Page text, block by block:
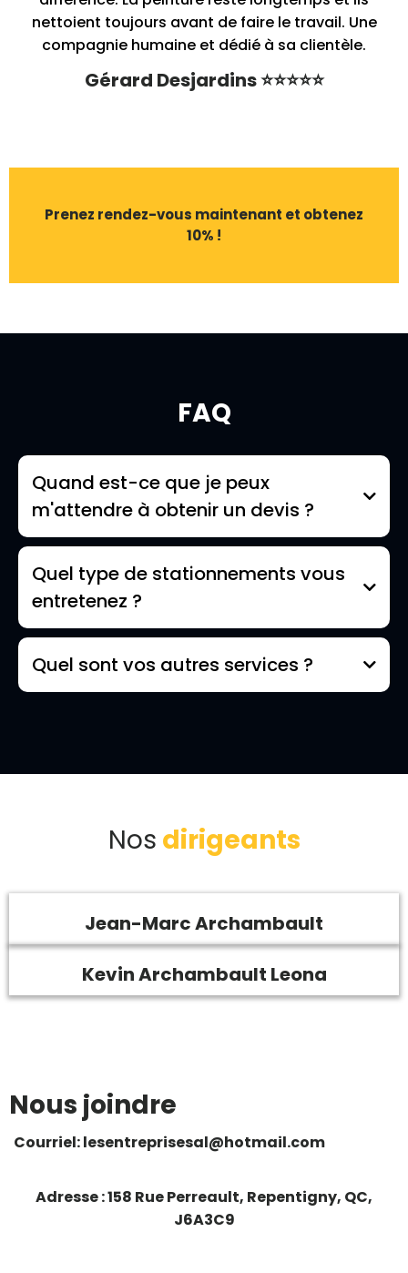
nettoient toujours avant de faire le travail. Une
compagnie humaine et dédié à sa clientèle.
Gérard Desjardins ⭐⭐⭐⭐⭐
Prenez rendez-vous maintenant et obtenez
10% !
FAQ
Quand est-ce que je peux
m'attendre à obtenir un devis ?
Quel type de stationnements vous
entretenez ?
Quel sont vos autres services ?
Nos dirigeants
Jean-Marc Archambault
Kevin Archambault Leona
Nous joindre
Courriel: lesentreprisesal@hotmail.com
Adresse : 158 Rue Perreault, Repentigny, QC,
J6A3C9